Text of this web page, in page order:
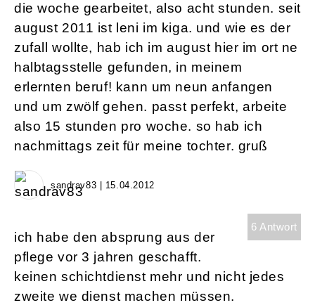
die woche gearbeitet, also acht stunden. seit
august 2011 ist leni im kiga. und wie es der
zufall wollte, hab ich im august hier im ort ne
halbtagsstelle gefunden, in meinem
erlernten beruf! kann um neun anfangen
und um zwölf gehen. passt perfekt, arbeite
also 15 stunden pro woche. so hab ich
nachmittags zeit für meine tochter. gruß
sandrav83 | 15.04.2012
6 Antwort
ich habe den absprung aus der
pflege vor 3 jahren geschafft.
keinen schichtdienst mehr und nicht jedes
zweite we dienst machen müssen.